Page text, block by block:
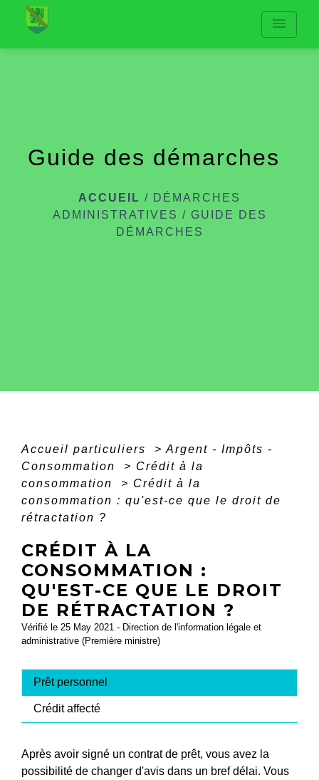
menu
Guide des démarches
ACCUEIL / DÉMARCHES
ADMINISTRATIVES / GUIDE DES
DÉMARCHES
Accueil particuliers > Argent - Impôts -
Consommation
> Crédit à la
consommation
> Crédit à la
consommation : qu'est-ce que le droit de
rétractation ?
CRÉDIT À LA
CONSOMMATION :
QU'EST-CE QUE LE DROIT
DE RÉTRACTATION ?
Vérifié le 25 May 2021 - Direction de l'information légale et
administrative (Première ministre)
Prêt personnel
Crédit affecté
Après avoir signé un contrat de prêt, vous avez la
possibilité de changer d'avis dans un bref délai. Vous